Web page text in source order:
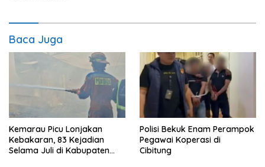
Baca Juga
Kemarau Picu Lonjakan
Kebakaran, 83 Kejadian
Selama Juli di Kabupaten
Polisi Bekuk Enam Perampok
Pegawai Koperasi di
Cibitung